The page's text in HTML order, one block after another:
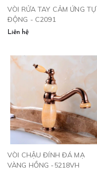
VÒI RỬA TAY CẢM ỨNG TỰ
ĐỘNG - C2091
Liên hệ
VÒI CHẬU ĐÍNH ĐÁ MẠ
VÀNG HỒNG -5218VH